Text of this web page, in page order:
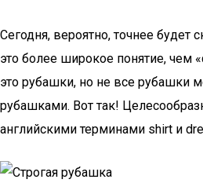
Сегодня, вероятно, точнее будет
это более широкое понятие, чем
это рубашки, но не все рубашки
рубашками. Вот так!
английскими терминами shirt и